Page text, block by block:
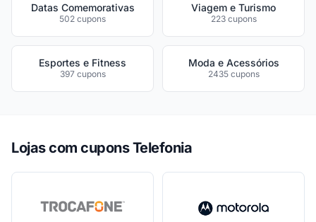
Datas Comemorativas
502 cupons
Viagem e Turismo
223 cupons
Esportes e Fitness
397 cupons
Moda e Acessórios
2435 cupons
Lojas com cupons Telefonia